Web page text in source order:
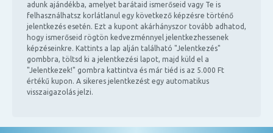
adunk ajándékba, amelyet barátaid ismerőseid vagy Te is
felhasználhatsz korlátlanul egy következő képzésre történő
jelentkezés esetén. Ezt a kupont akárhányszor tovább adhatod,
hogy ismerőseid rögtön kedvezménnyel jelentkezhessenek
képzéseinkre. Kattints a lap alján található "Jelentkezés"
gombbra, töltsd ki a jelentkezési lapot, majd küld el a
"Jelentkezek!" gombra kattintva és már tiéd is az 5.000 Ft
értékű kupon. A sikeres jelentkezést egy automatikus
visszaigazolás jelzi.